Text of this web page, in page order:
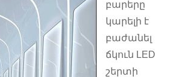
բարերը
կարելի է
բաժանել
ճկուն LED
շերտի